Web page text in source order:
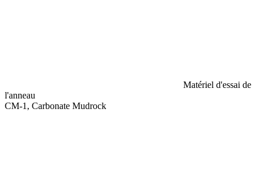
Matériel d'essai de
l'anneau
CM-1, Carbonate Mudrock